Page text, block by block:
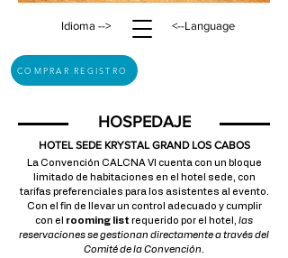
COMPRAR REGISTRO
Idioma --> <--Language
HOSPEDAJE
HOTEL SEDE KRYSTAL GRAND LOS CABOS
La Convención CALCNA VI cuenta con un bloque
limitado de habitaciones en el hotel sede, con
tarifas preferenciales para los asistentes al evento.
Con el fin de llevar un control adecuado y cumplir
con el rooming list requerido por el hotel, las
reservaciones se gestionan directamente a través del
Comité de la Convención.